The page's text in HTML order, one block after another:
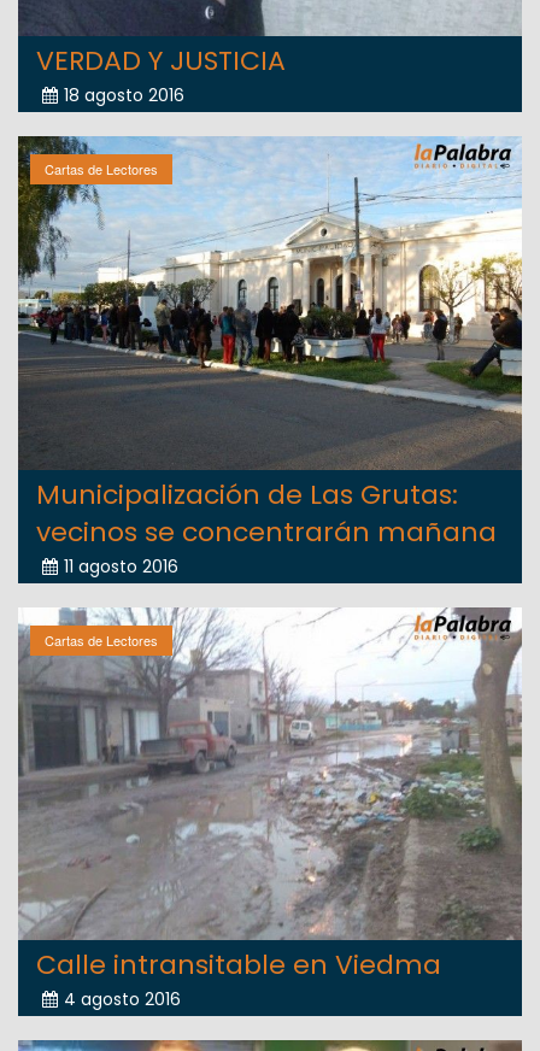
VERDAD Y JUSTICIA
18 agosto 2016
Cartas de Lectores
Municipalización de Las Grutas:
vecinos se concentrarán mañana
11 agosto 2016
Cartas de Lectores
Calle intransitable en Viedma
4 agosto 2016